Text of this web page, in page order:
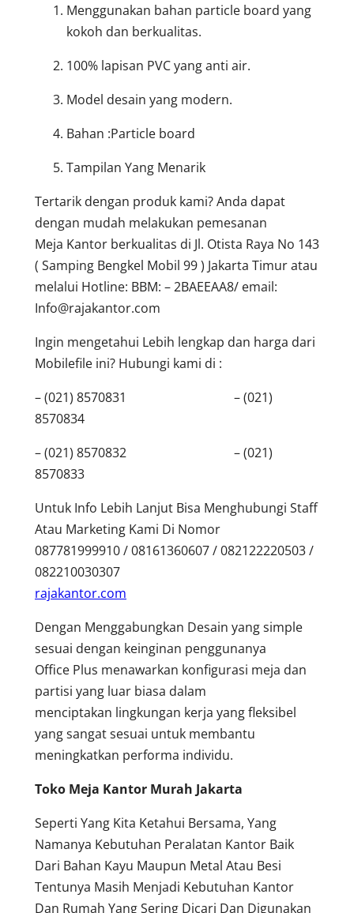
Menggunakan bahan particle board yang
kokoh dan berkualitas.
100% lapisan PVC yang anti air.
Model desain yang modern.
Bahan :Particle board
Tampilan Yang Menarik
Tertarik dengan produk kami? Anda dapat
dengan mudah melakukan pemesanan
Meja Kantor berkualitas di Jl. Otista Raya No 143
( Samping Bengkel Mobil 99 ) Jakarta Timur atau
melalui Hotline: BBM: – 2BAEEAA8/ email:
Info@rajakantor.com
Ingin mengetahui Lebih lengkap dan harga dari
Mobilefile ini? Hubungi kami di :
– (021) 8570831 – (021)
8570834
– (021) 8570832 – (021)
8570833
Untuk Info Lebih Lanjut Bisa Menghubungi Staff
Atau Marketing Kami Di Nomor
087781999910 / 08161360607 / 082122220503 /
082210030307
rajakantor.com
Dengan Menggabungkan Desain yang simple
sesuai dengan keinginan penggunanya
Office Plus menawarkan konfigurasi meja dan
partisi yang luar biasa dalam
menciptakan lingkungan kerja yang fleksibel
yang sangat sesuai untuk membantu
meningkatkan performa individu.
Toko Meja Kantor Murah Jakarta
Seperti Yang Kita Ketahui Bersama, Yang
Namanya Kebutuhan Peralatan Kantor Baik
Dari Bahan Kayu Maupun Metal Atau Besi
Tentunya Masih Menjadi Kebutuhan Kantor
Dan Rumah Yang Sering Dicari Dan Digunakan